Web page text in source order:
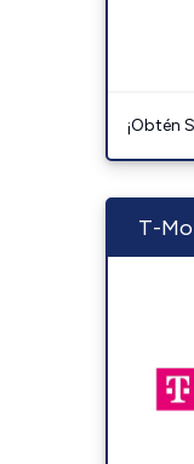
¡Obtén
T-